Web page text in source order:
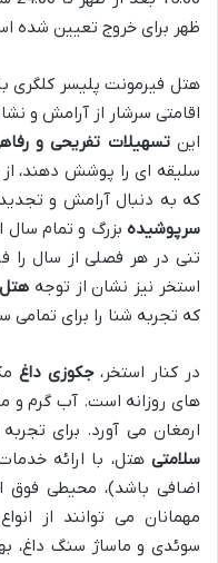
ظهر برای خروج تعیین شده
هتل فیرمونت پلیسر کلگری
اقامتی سرشار از آرامش و
اینتسهیلات تفریحی و
سلیقه ای را پوشش دهند،
که به دنبال آرامش و
سرپوشیده بزرگ و تمام
تنی در هر فصلی از سال را
استخر نیز نشان از توجههتل
که تجربه شنا را برای
در کنار استخر،جکوزی داغ
های روزانه است. آب گرم و
ارمغان می آورد. برای
سلامتی هتل، با ارائه
اضافی باشد)، محیطی فوق
مهمانان می توانند از
سوئدی و ماساژ سنگ داغ،